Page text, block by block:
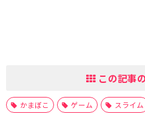
この記事
かまぼこ ゲーム スライム